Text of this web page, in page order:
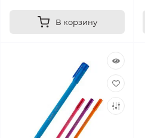
В корзину